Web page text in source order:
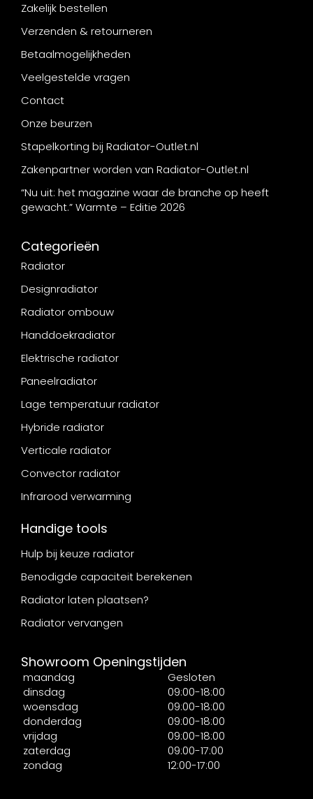
Zakelijk bestellen
Verzenden & retourneren
Betaalmogelijkheden
Veelgestelde vragen
Contact
Onze beurzen
Stapelkorting bij Radiator-Outlet.nl
Zakenpartner worden van Radiator-Outlet.nl
“Nu uit: het magazine waar de branche op heeft
gewacht.” Warmte – Editie 2026
Categorieën
Radiator
Designradiator
Radiator ombouw
Handdoekradiator
Elektrische radiator
Paneelradiator
Lage temperatuur radiator
Hybride radiator
Verticale radiator
Convector radiator
Infrarood verwarming
Handige tools
Hulp bij keuze radiator
Benodigde capaciteit berekenen
Radiator laten plaatsen?
Radiator vervangen
Showroom Openingstijden
maandag
Gesloten
dinsdag
09:00-18:00
woensdag
09:00-18:00
donderdag
09:00-18:00
vrijdag
09:00-18:00
zaterdag
09:00-17:00
zondag
12:00-17:00